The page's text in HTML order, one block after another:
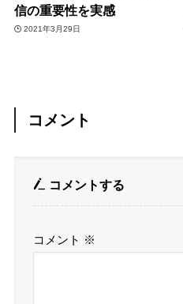
信の重要性を実感
2021年3月29日
コメント
コメントする
コメント ※